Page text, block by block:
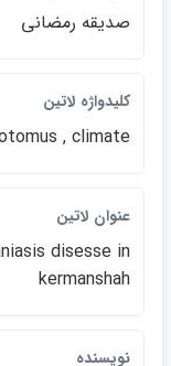
صديقه رمضاني
كليدواژه لاتين
, climate
عنوان لاتين
disesse in
kermanshah
نويسنده